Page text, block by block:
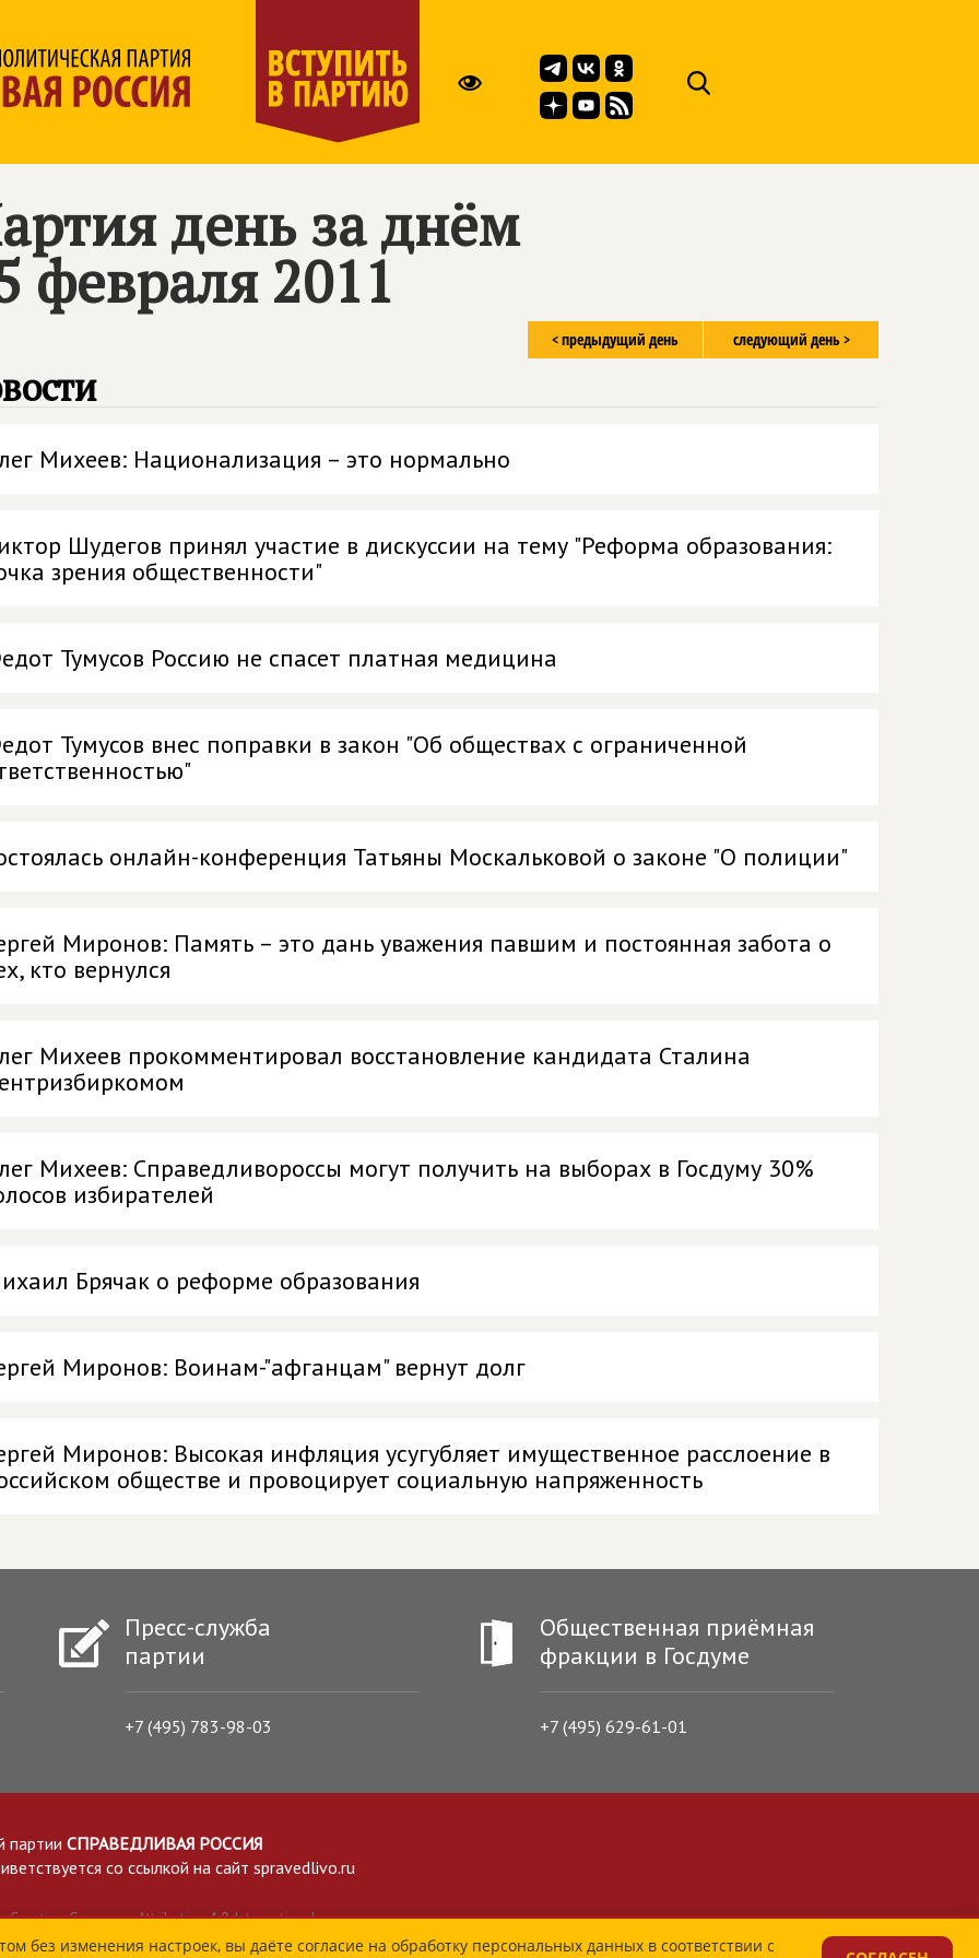
день за днём
февраля 2011
следующий день >
< предыдущий день
Михеев: Национализация – это нормально
Шудегов принял участие в дискуссии на тему "Реформа образования:
зрения общественности"
Тумусов Россию не спасет платная медицина
Тумусов внес поправки в закон "Об обществах с ограниченной
онлайн-конференция Татьяны Москальковой о законе "О полиции"
Миронов: Память – это дань уважения павшим и постоянная забота о
кто вернулся
Михеев прокомментировал восстановление кандидата Сталина
Михеев: Справедливороссы могут получить на выборах в Госдуму 30%
избирателей
Брячак о реформе образования
Миронов: Воинам-"афганцам" вернут долг
Миронов: Высокая инфляция усугубляет имущественное расслоение в
обществе и провоцирует социальную напряженность
Пресс-служба
партии
+7 (495) 783-98-03
Общественная приёмная
фракции в Госдуме
+7 (495) 629-61-01
партии СПРАВЕДЛИВАЯ РОССИЯ
со ссылкой на сайт spravedlivo.ru
Creative Commons Attribution 4.0 International
без изменения настроек, вы даёте согласие на обработку персональных данных в соответствии с